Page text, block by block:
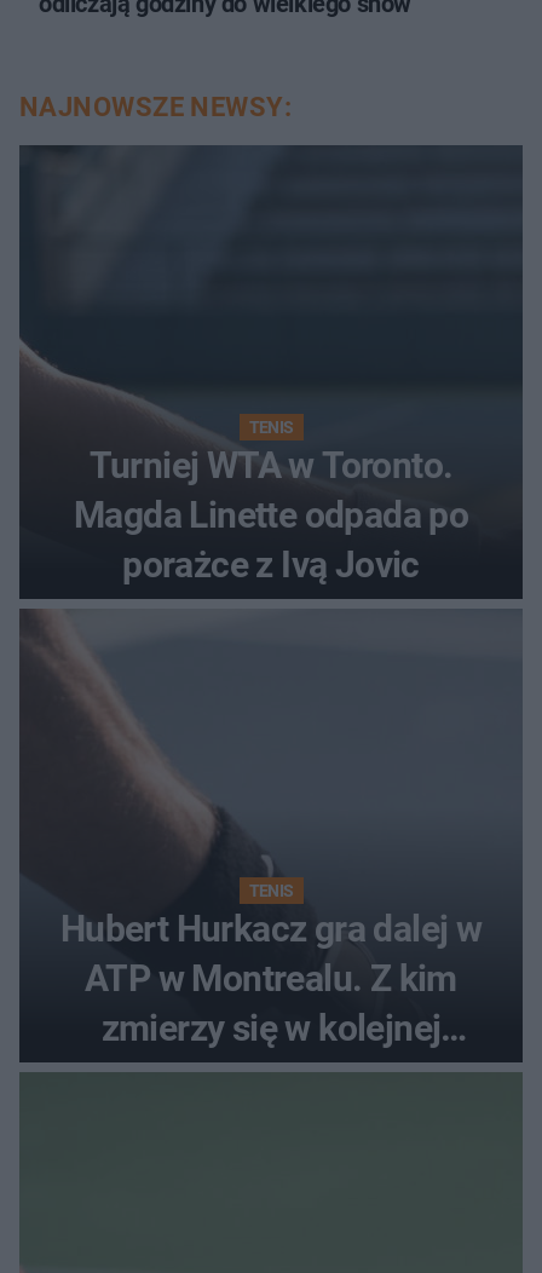
NAJNOWSZE NEWSY:
TENIS
Turniej WTA w Toronto.
Magda Linette odpada po
porażce z Ivą Jovic
TENIS
Hubert Hurkacz gra dalej w
ATP w Montrealu. Z kim
zmierzy się w kolejnej
rundzie?